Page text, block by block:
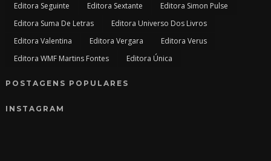
Editora Seguinte
Editora Sextante
Editora Simon Pulse
Editora Suma De Letras
Editora Universo Dos Livros
Editora Valentina
Editora Vergara
Editora Verus
Editora WMF Martins Fontes
Editora Única
POSTAGENS POPULARES
INSTAGRAM